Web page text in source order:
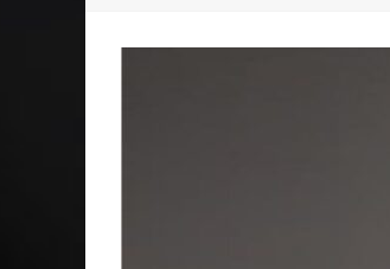
CAPA: O SUCESSO DE JOÃO
VER: CINCO DICAS DO QUE
NEGÓCIOS: FÁBIO RUA, VICE-
ARTE: GALERIA MAURÍCIO